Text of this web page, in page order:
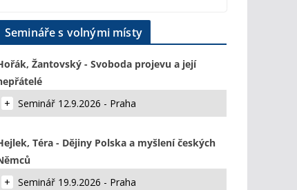
Semináře s volnými místy
Žantovský - Svoboda projevu a její
Seminář 12.9.2026 - Praha
Téra - Dějiny Polska a myšlení českých
Seminář 19.9.2026 - Praha